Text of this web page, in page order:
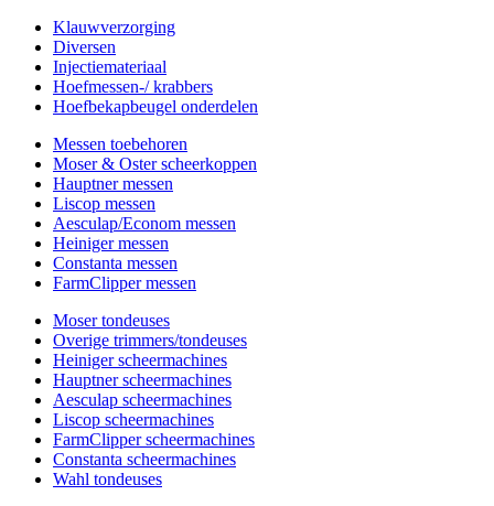
Klauwverzorging
Diversen
Injectiemateriaal
Hoefmessen-/ krabbers
Hoefbekapbeugel onderdelen
Messen toebehoren
Moser & Oster scheerkoppen
Hauptner messen
Liscop messen
Aesculap/Econom messen
Heiniger messen
Constanta messen
FarmClipper messen
Moser tondeuses
Overige trimmers/tondeuses
Heiniger scheermachines
Hauptner scheermachines
Aesculap scheermachines
Liscop scheermachines
FarmClipper scheermachines
Constanta scheermachines
Wahl tondeuses